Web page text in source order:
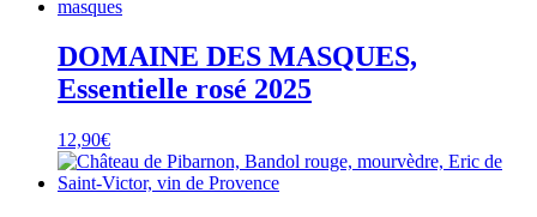
DOMAINE DES MASQUES,
Essentielle rosé 2025
12,90€